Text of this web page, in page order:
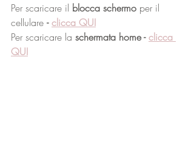
Per scaricare il blocca schermo per il
cellulare - clicca QUI
Per scaricare la schermata home - clicca
QUI